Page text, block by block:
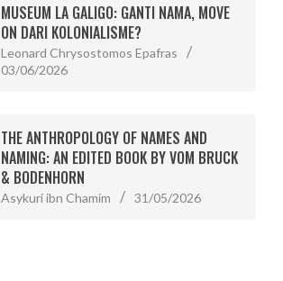
MUSEUM LA GALIGO: GANTI NAMA, MOVE
ON DARI KOLONIALISME?
Leonard Chrysostomos Epafras
03/06/2026
THE ANTHROPOLOGY OF NAMES AND
NAMING: AN EDITED BOOK BY VOM BRUCK
& BODENHORN
Asykuri ibn Chamim 31/05/2026